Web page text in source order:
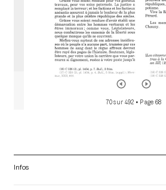
70 sur 492 • Page 68
Infos